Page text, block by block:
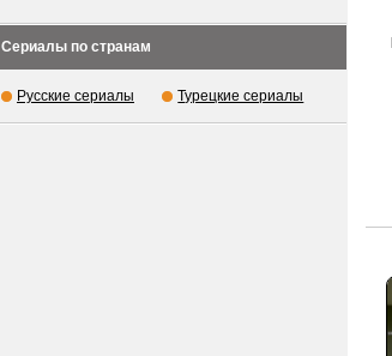
Сериалы по странам
Русские сериалы Турецкие сериалы